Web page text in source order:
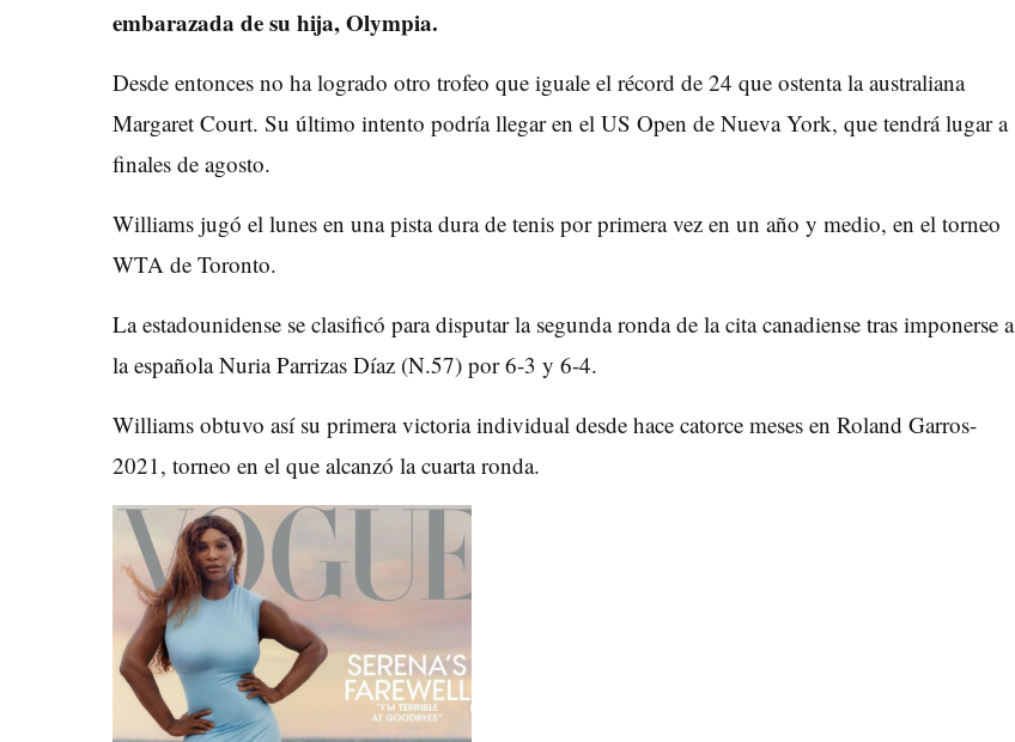
embarazada de su hija, Olympia.
Desde entonces no ha logrado otro trofeo que iguale el récord de 24 que ostenta la australiana
Margaret Court. Su último intento podría llegar en el US Open de Nueva York, que tendrá lugar a
finales de agosto.
Williams jugó el lunes en una pista dura de tenis por primera vez en un año y medio, en el torneo
WTA de Toronto.
La estadounidense se clasificó para disputar la segunda ronda de la cita canadiense tras imponerse a
la española Nuria Parrizas Díaz (N.57) por 6-3 y 6-4.
Williams obtuvo así su primera victoria individual desde hace catorce meses en Roland Garros-
2021, torneo en el que alcanzó la cuarta ronda.